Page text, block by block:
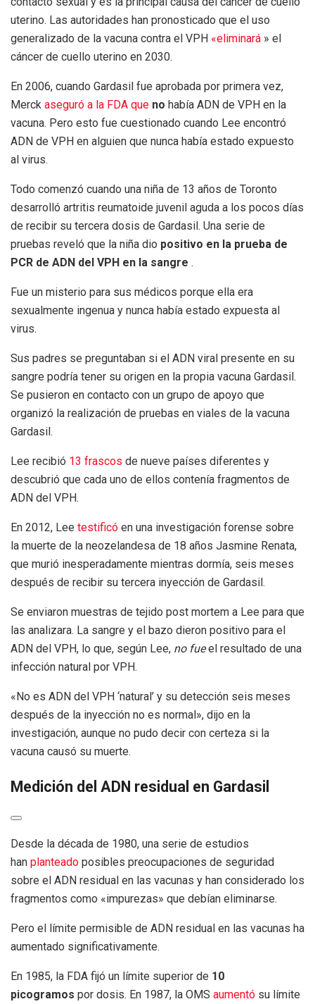
uterino. Las autoridades han pronosticado que el uso
generalizado de la vacuna contra el VPH «eliminará » el
cáncer de cuello uterino en 2030.
En 2006, cuando Gardasil fue aprobada por primera vez,
Merck aseguró a la FDA que no había ADN de VPH en la
vacuna. Pero esto fue cuestionado cuando Lee encontró
ADN de VPH en alguien que nunca había estado expuesto
al virus.
Todo comenzó cuando una niña de 13 años de Toronto
desarrolló artritis reumatoide juvenil aguda a los pocos días
de recibir su tercera dosis de Gardasil. Una serie de
pruebas reveló que la niña dio positivo en la prueba de
PCR de ADN del VPH en la sangre .
Fue un misterio para sus médicos porque ella era
sexualmente ingenua y nunca había estado expuesta al
virus.
Sus padres se preguntaban si el ADN viral presente en su
sangre podría tener su origen en la propia vacuna Gardasil.
Se pusieron en contacto con un grupo de apoyo que
organizó la realización de pruebas en viales de la vacuna
Gardasil.
Lee recibió 13 frascos de nueve países diferentes y
descubrió que cada uno de ellos contenía fragmentos de
ADN del VPH.
En 2012, Lee testificó en una investigación forense sobre
la muerte de la neozelandesa de 18 años Jasmine Renata,
que murió inesperadamente mientras dormía, seis meses
después de recibir su tercera inyección de Gardasil.
Se enviaron muestras de tejido post mortem a Lee para que
las analizara. La sangre y el bazo dieron positivo para el
ADN del VPH, lo que, según Lee, no fueel resultado de una
infección natural por VPH.
«No es ADN del VPH ‘natural’ y su detección seis meses
después de la inyección no es normal», dijo en la
investigación, aunque no pudo decir con certeza si la
vacuna causó su muerte.
Medición del ADN residual en Gardasil
Desde la década de 1980, una serie de estudios
han planteado posibles preocupaciones de seguridad
sobre el ADN residual en las vacunas y han considerado los
fragmentos como «impurezas» que debían eliminarse.
Pero el límite permisible de ADN residual en las vacunas ha
aumentado significativamente.
En 1985, la FDA fijó un límite superior de 10
picogramos por dosis. En 1987, la OMS aumentó su límite